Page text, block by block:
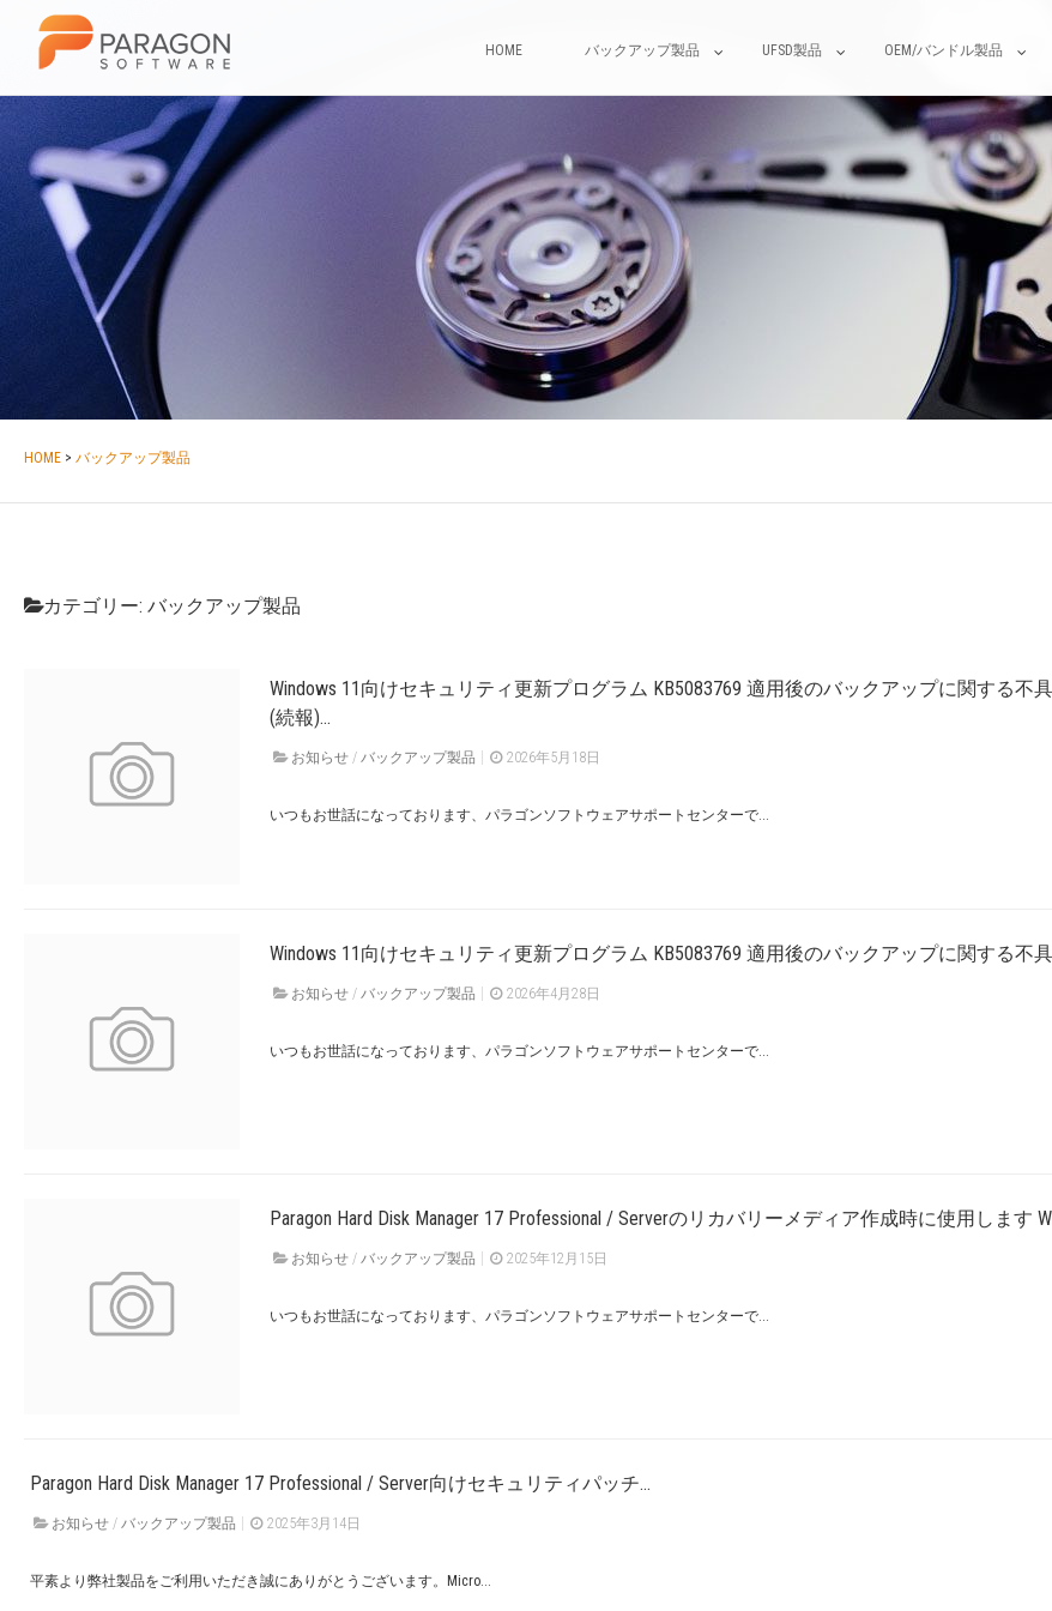
HOME バックアップ製品 UFSD製品 OEM/バンドル製品
HOME > バックアップ製品
カテゴリー: バックアップ製品
Windows 11向けセキュリティ更新プログラム KB5083769 適用後のバックアップに関する不
(続報)...
お知らせ / バックアップ製品 2026年5月18日
いつもお世話になっております、パラゴンソフトウェアサポートセンターで...
Windows 11向けセキュリティ更新プログラム KB5083769 適用後のバックアップに関する不
お知らせ / バックアップ製品 2026年4月28日
いつもお世話になっております、パラゴンソフトウェアサポートセンターで...
Paragon Hard Disk Manager 17 Professional / Serverのリカバリーメディア作成時に使用します
お知らせ / バックアップ製品 2025年12月15日
いつもお世話になっております、パラゴンソフトウェアサポートセンターで...
Paragon Hard Disk Manager 17 Professional / Server向けセキュリティパッチ...
お知らせ / バックアップ製品 2025年3月14日
平素より弊社製品をご利用いただき誠にありがとうございます。Micro...